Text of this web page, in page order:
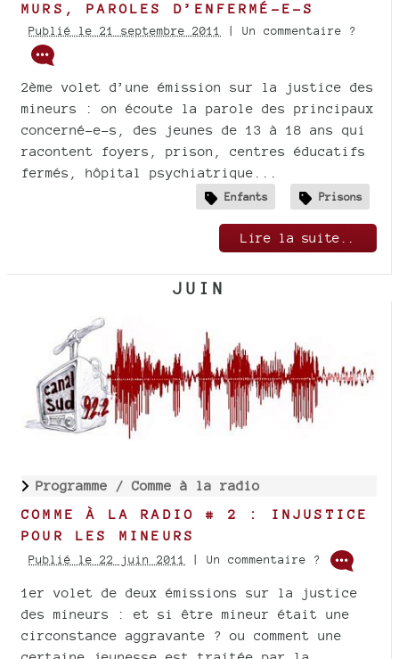
MURS, PAROLES D’ENFERMÉ-E-S
Publié le 21 septembre 2011 | Un commentaire ?
2ème volet d’une émission sur la justice des
mineurs : on écoute la parole des principaux
concerné-e-s, des jeunes de 13 à 18 ans qui
racontent foyers, prison, centres éducatifs
fermés, hôpital psychiatrique...
Enfants Prisons
Lire la suite..
JUIN
Programme / Comme à la radio
COMME À LA RADIO # 2 : INJUSTICE
POUR LES MINEURS
Publié le 22 juin 2011 | Un commentaire ?
1er volet de deux émissions sur la justice
des mineurs : et si être mineur était une
circonstance aggravante ? ou comment une